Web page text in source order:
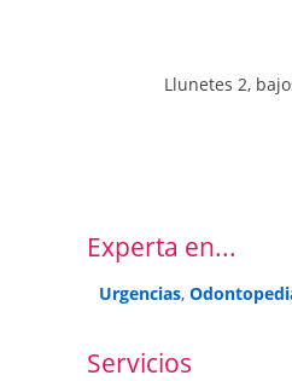
Llunetes 2,
Experta en...
Urgencias,
Servicios